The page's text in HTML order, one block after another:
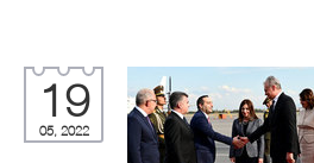
19
05, 2022